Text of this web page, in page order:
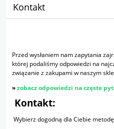
Kontakt
Przed wysłaniem nam zapytania
której podaliśmy odpowiedzi na
związanie z zakupami w naszym
»zobacz odpowiedzi na częste
Kontakt:
Wybierz dogodną dla Ciebie